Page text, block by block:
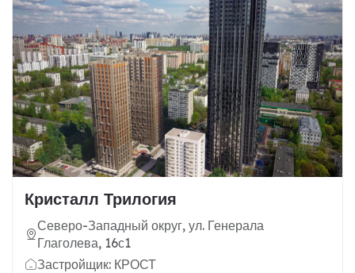
Кристалл Трилогия
Северо-Западный округ, ул. Генерала
Глаголева, 16с1
Застройщик: КРОСТ